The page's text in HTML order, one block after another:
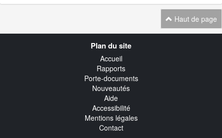
Haut de page
Plan du site
Accueil
Rapports
Porte-documents
Nouveautés
Aide
Accessibilité
Mentions légales
Contact